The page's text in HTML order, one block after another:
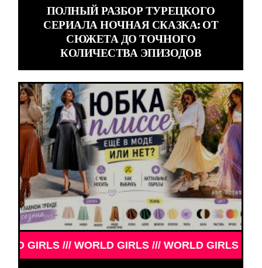
ПОЛНЫЙ РАЗБОР ТУРЕЦКОГО
СЕРИАЛА НОЧНАЯ СКАЗКА: ОТ
СЮЖЕТА ДО ТОЧНОГО
КОЛИЧЕСТВА ЭПИЗОДОВ
/// WORLD GIRLS /// WORLD GIRLS ///